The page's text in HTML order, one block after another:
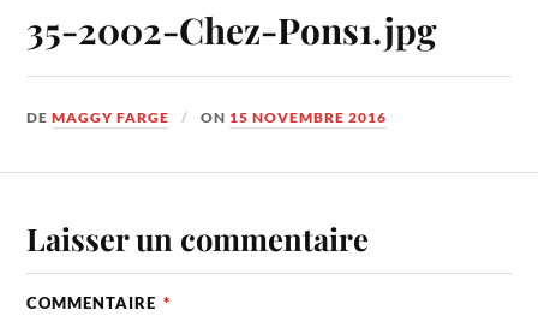
35-2002-Chez-Pons1.jpg
DEMAGGY FARGE ON 15 NOVEMBRE 2016
Laisser un commentaire
COMMENTAIRE *